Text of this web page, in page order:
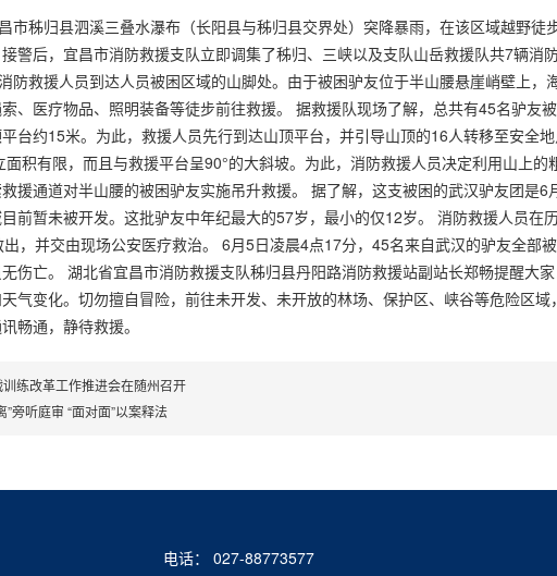
市秭归县泗溪三叠水瀑布（长阳县与秭归县交界处）突降暴雨，在该区域越野徒
警后，宜昌市消防救援支队立即调集了秭归、三峡以及支队山岳救援队共7辆消
防救援人员到达人员被困区域的山脚处。由于被困驴友位于半山腰悬崖峭壁上，
、医疗物品、照明装备等徒步前往救援。 据救援队现场了解，总共有45名驴友
台约15米。为此，救援人员先行到达山顶平台，并引导山顶的16人转移至安全
积有限，而且与救援平台呈90°的大斜坡。为此，消防救援人员决定利用山上
援通道对半山腰的被困驴友实施吊升救援。 据了解，这支被困的武汉驴友团是
前暂未被开发。这批驴友中年纪最大的57岁，最小的仅12岁。 消防救援人员在
，并交由现场公安医疗救治。 6月5日凌晨4点17分，45名来自武汉的驴友全部
伤亡。 湖北省宜昌市消防救援支队秭归县丹阳路消防救援站副站长郑畅提醒大
气变化。切勿擅自冒险，前往未开发、未开放的林场、保护区、峡谷等危险区域
畅通，静待救援。
练改革工作推进会在随州召开
旁听庭审 “面对面”以案释法
电话： 027-88773577